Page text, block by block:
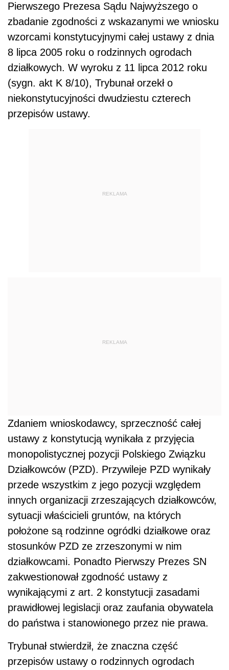
Pierwszego Prezesa Sądu Najwyższego o
zbadanie zgodności z wskazanymi we wniosku
wzorcami konstytucyjnymi całej ustawy z dnia
8 lipca 2005 roku o rodzinnych ogrodach
działkowych. W wyroku z 11 lipca 2012 roku
(sygn. akt K 8/10), Trybunał orzekł o
niekonstytucyjności dwudziestu czterech
przepisów ustawy.
REKLAMA
REKLAMA
Zdaniem wnioskodawcy, sprzeczność całej
ustawy z konstytucją wynikała z przyjęcia
monopolistycznej pozycji Polskiego Związku
Działkowców (PZD). Przywileje PZD wynikały
przede wszystkim z jego pozycji względem
innych organizacji zrzeszających działkowców,
sytuacji właścicieli gruntów, na których
położone są rodzinne ogródki działkowe oraz
stosunków PZD ze zrzeszonymi w nim
działkowcami. Ponadto Pierwszy Prezes SN
zakwestionował zgodność ustawy z
wynikającymi z art. 2 konstytucji zasadami
prawidłowej legislacji oraz zaufania obywatela
do państwa i stanowionego przez nie prawa.
Trybunał stwierdził, że znaczna część
przepisów ustawy o rodzinnych ogrodach